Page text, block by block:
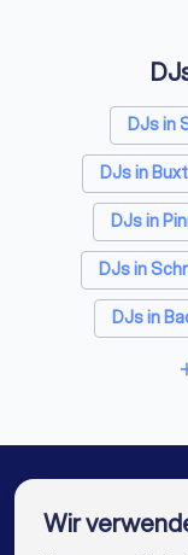
Energieberater
DJs in
DJs in
DJs in
DJs in
DJs in
DJs
DJs in Essen
Wir